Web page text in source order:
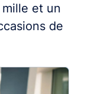
mille et un
de